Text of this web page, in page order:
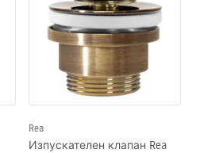
Rea
Изпускателен клапан Rea